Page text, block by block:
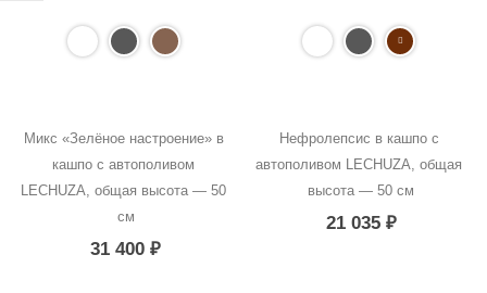
Микс «Зелёное настроение» в
кашпо с автополивом
LECHUZA, общая высота — 50
см
31 400₽
Нефролепсис в кашпо с
автополивом LECHUZA, общая
высота — 50 см
21 035 ₽